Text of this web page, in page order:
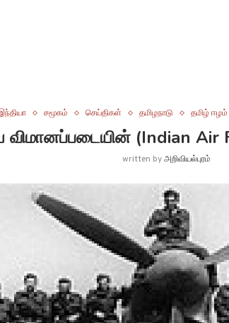
சமூகம் செய்திகள் தமிழநாடு தமிழ் ஈழம்
விமானப்படையின் (Indian Air
written byஅறிவியல்புரம்